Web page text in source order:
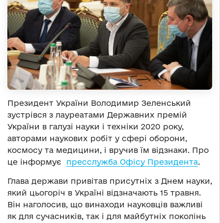
Президент України Володимир Зеленський
зустрівся з лауреатами Державних премій
України в галузі науки і техніки 2020 року,
авторами наукових робіт у сфері оборони,
космосу та медицини, і вручив їм відзнаки. Про
це інформує пресслужба Офісу Президента.
Глава держави привітав присутніх з Днем науки,
який цьогоріч в Україні відзначають 15 травня.
Він наголосив, що винаходи науковців важливі
як для сучасників, так і для майбутніх поколінь